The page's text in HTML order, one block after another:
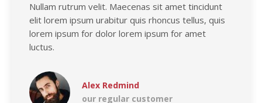
Alex Redmind
our regular customer
Nullam rutrum velit. Maecenas sit amet tincidunt
elit lorem ipsum urabitur quis rhoncus tellus, quis
lorem ipsum for dolor lorem ipsum for amet
luctus.